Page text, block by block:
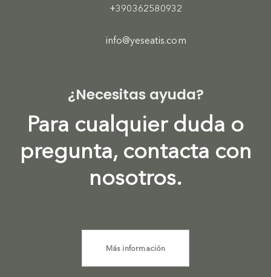
+390362580932
info@yeseatis.com
¿Necesitas ayuda?
Para cualquier duda o
pregunta, contacta con
nosotros.
Más información